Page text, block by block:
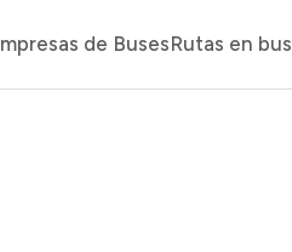
de BusesRutas en bus